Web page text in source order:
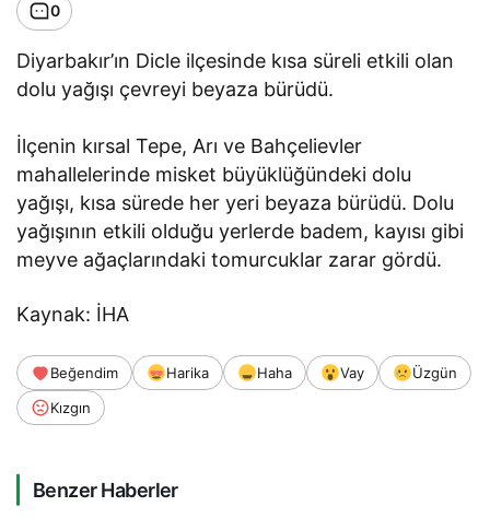
0
Diyarbakır’ın Dicle ilçesinde kısa süreli etkili olan
dolu yağışı çevreyi beyaza bürüdü.
İlçenin kırsal Tepe, Arı ve Bahçelievler
mahallelerinde misket büyüklüğündeki dolu
yağışı, kısa sürede her yeri beyaza bürüdü. Dolu
yağışının etkili olduğu yerlerde badem, kayısı gibi
meyve ağaçlarındaki tomurcuklar zarar gördü.
Kaynak: İHA
Beğendim Harika Haha Vay
Üzgün
Kızgın
Benzer Haberler